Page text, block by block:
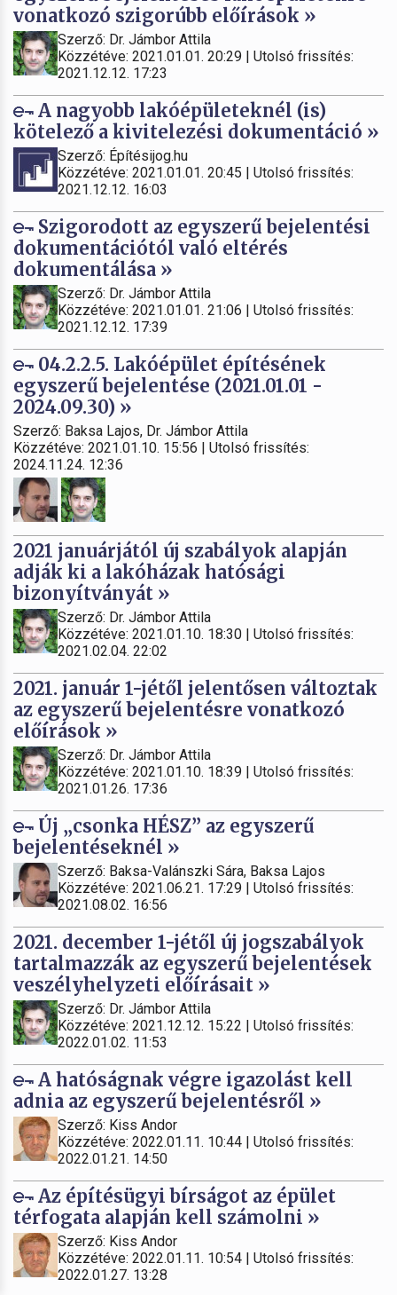
vonatkozó szigorúbb előírások »
Szerző: Dr. Jámbor Attila
Közzétéve: 2021.01.01. 20:29 | Utolsó frissítés:
2021.12.12. 17:23
A nagyobb lakóépületeknél (is)
kötelező a kivitelezési dokumentáció »
Szerző: Építésijog.hu
Közzétéve: 2021.01.01. 20:45 | Utolsó frissítés:
2021.12.12. 16:03
Szigorodott az egyszerű bejelentési
dokumentációtól való eltérés
dokumentálása »
Szerző: Dr. Jámbor Attila
Közzétéve: 2021.01.01. 21:06 | Utolsó frissítés:
2021.12.12. 17:39
04.2.2.5. Lakóépület építésének
egyszerű bejelentése (2021.01.01 -
2024.09.30) »
Szerző: Baksa Lajos, Dr. Jámbor Attila
Közzétéve: 2021.01.10. 15:56 | Utolsó frissítés:
2024.11.24. 12:36
2021 januárjától új szabályok alapján
adják ki a lakóházak hatósági
bizonyítványát »
Szerző: Dr. Jámbor Attila
Közzétéve: 2021.01.10. 18:30 | Utolsó frissítés:
2021.02.04. 22:02
2021. január 1-jétől jelentősen változtak
az egyszerű bejelentésre vonatkozó
előírások »
Szerző: Dr. Jámbor Attila
Közzétéve: 2021.01.10. 18:39 | Utolsó frissítés:
2021.01.26. 17:36
Új „csonka HÉSZ” az egyszerű
bejelentéseknél »
Szerző: Baksa-Valánszki Sára, Baksa Lajos
Közzétéve: 2021.06.21. 17:29 | Utolsó frissítés:
2021.08.02. 16:56
2021. december 1-jétől új jogszabályok
tartalmazzák az egyszerű bejelentések
veszélyhelyzeti előírásait »
Szerző: Dr. Jámbor Attila
Közzétéve: 2021.12.12. 15:22 | Utolsó frissítés:
2022.01.02. 11:53
A hatóságnak végre igazolást kell
adnia az egyszerű bejelentésről »
Szerző: Kiss Andor
Közzétéve: 2022.01.11. 10:44 | Utolsó frissítés:
2022.01.21. 14:50
Az építésügyi bírságot az épület
térfogata alapján kell számolni »
Szerző: Kiss Andor
Közzétéve: 2022.01.11. 10:54 | Utolsó frissítés:
2022.01.27. 13:28